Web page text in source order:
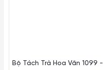
Bộ Tách Trà Hoa Văn 1099 -